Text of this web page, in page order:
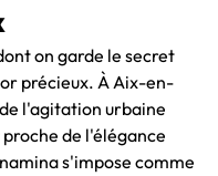
on garde le secret
précieux. À Aix-en-
l'agitation urbaine
de l'élégance
s'impose comme